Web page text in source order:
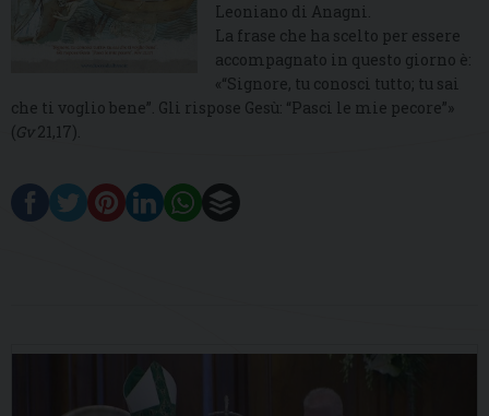
Leoniano di Anagni.
La frase che ha scelto per essere
accompagnato in questo giorno è:
«“Signore, tu conosci tutto; tu sai
che ti voglio bene”. Gli rispose Gesù: “Pasci le mie pecore”»
(Gv21,17).